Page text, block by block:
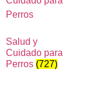
Salud y
Cuidado para
Perros (727)